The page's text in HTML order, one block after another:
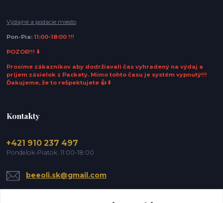
Výdajné a podacie miesto
Pon-Pia:11:00-18:00 !!!
POZOR!!! ⬇️
Prosíme zákazníkov aby dodržiavali čas vyhradený na výdaj a
príjem zásielok z Packety. Mimo tohto času je systém vypnutý!!!
Ďakujeme, že to rešpektujete 👍 ⬇️
Kontakty
+421 910 237 497
Pondelok-Piatok: 11:00-18:00
beeoli.sk@gmail.com